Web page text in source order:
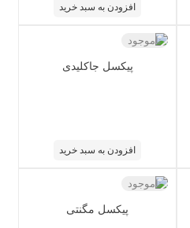
افزودن به سبد خرید
پیکسل جاکلیدی
ناموجود
افزودن به سبد خرید
پیکسل مگنتی
ناموجود